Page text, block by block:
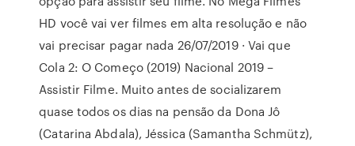
HD você vai ver filmes em alta resolução e não
vai precisar pagar nada 26/07/2019 · Vai que
Cola 2: O Começo (2019) Nacional 2019 –
Assistir Filme. Muito antes de socializarem
quase todos os dias na pensão da Dona Jô
(Catarina Abdala), Jéssica (Samantha Schmütz),